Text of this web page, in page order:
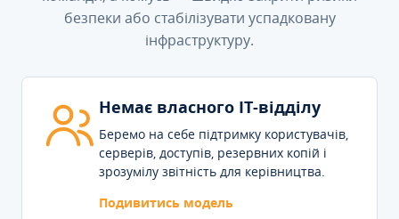
безпеки або стабілізувати успадковану
інфраструктуру.
Немає власного IT-відділу
Беремо на себе підтримку користувачів,
серверів, доступів, резервних копій і
зрозумілу звітність для керівництва.
Подивитись модель